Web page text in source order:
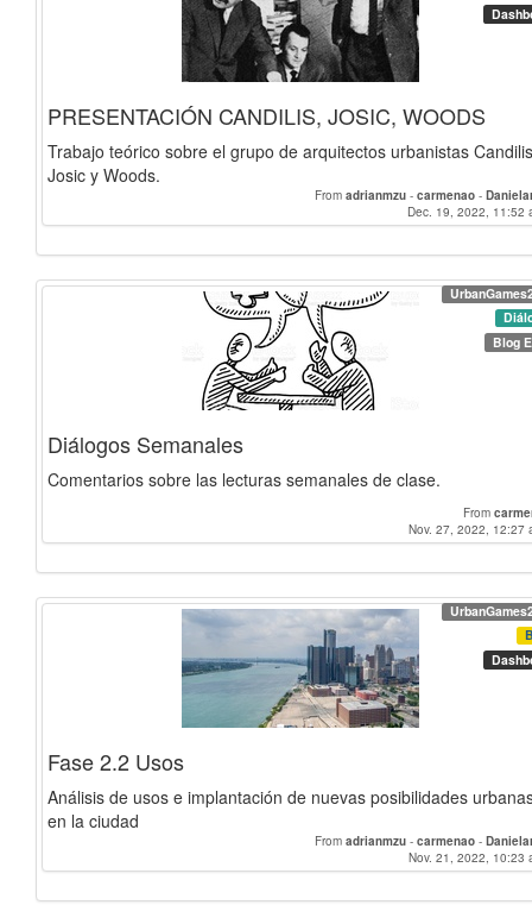
PRESENTACIÓN CANDILIS, JOSIC, WOODS
Trabajo teórico sobre el grupo de arquitectos urbanistas
Josic y Woods.
From adrianmzu - carmenao -
Dec. 19, 2022, 11:52
Blog
Diálogos Semanales
Comentarios sobre las lecturas semanales de clase.
From
Nov. 27, 2022, 12:27
Fase 2.2 Usos
Análisis de usos e implantación de nuevas posibilidades
en la ciudad
From adrianmzu - carmenao -
Nov. 21, 2022, 10:23